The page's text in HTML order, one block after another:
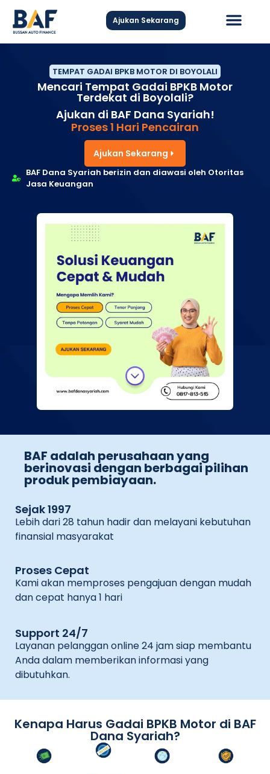
Ajukan Sekarang
TEMPAT GADAI BPKB MOTOR DI BOYOLALI
Mencari Tempat Gadai BPKB Motor
Terdekat di Boyolali?
Ajukan di BAF Dana Syariah!
Proses 1 Hari Pencairan
Ajukan Sekarang
BAF Dana Syariah berizin dan diawasi oleh Otoritas
Jasa Keuangan
BAF adalah perusahaan yang
berinovasi dengan berbagai pilihan
produk pembiayaan.
Sejak 1997
Lebih dari 28 tahun hadir dan melayani kebutuhan
finansial masyarakat
Proses Cepat
Kami akan memproses pengajuan dengan mudah
dan cepat hanya 1 hari
Support 24/7
Layanan pelanggan online 24 jam siap membantu
Anda dalam memberikan informasi yang
dibutuhkan.
Kenapa Harus Gadai BPKB Motor di BAF
Dana Syariah?